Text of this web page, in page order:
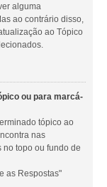
alguma
ao contrário disso,
ao Tópico
ou para marcá-
tópico ao
nas
no topo ou fundo de
as Respostas"